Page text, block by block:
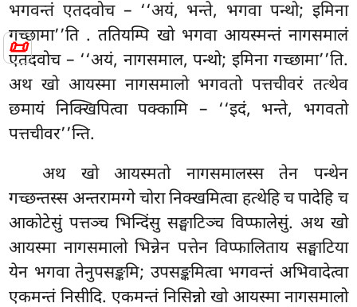
📜
भगवन्तं एतदवोच – ‘‘अयं, भन्ते, भगवा पन्थो; इमिना
गच्छामा’’ति . ततियम्पि खो भगवा आयस्मन्तं नागसमालं
एतदवोच – ‘‘अयं, नागसमाल, पन्थो; इमिना गच्छामा’’ति.
अथ खो आयस्मा नागसमालो भगवतो पत्तचीवरं तत्थेव
छमायं निक्खिपित्वा पक्कामि – ‘‘इदं, भन्ते, भगवतो
पत्तचीवर’’न्ति.
अथ खो आयस्मतो नागसमालस्स तेन पन्थेन
गच्छन्तस्स अन्तरामग्गे चोरा निक्खमित्वा हत्थेहि च पादेहि च
आकोटेसुं पत्तञ्च भिन्दिंसु सङ्घाटिञ्च विप्फालेसुं. अथ खो
आयस्मा नागसमालो भिन्नेन पत्तेन विप्फालिताय सङ्घाटिया
येन भगवा तेनुपसङ्कमि; उपसङ्कमित्वा भगवन्तं अभिवादेत्वा
एकमन्तं निसीदि. एकमन्तं निसिन्नो खो आयस्मा नागसमालो